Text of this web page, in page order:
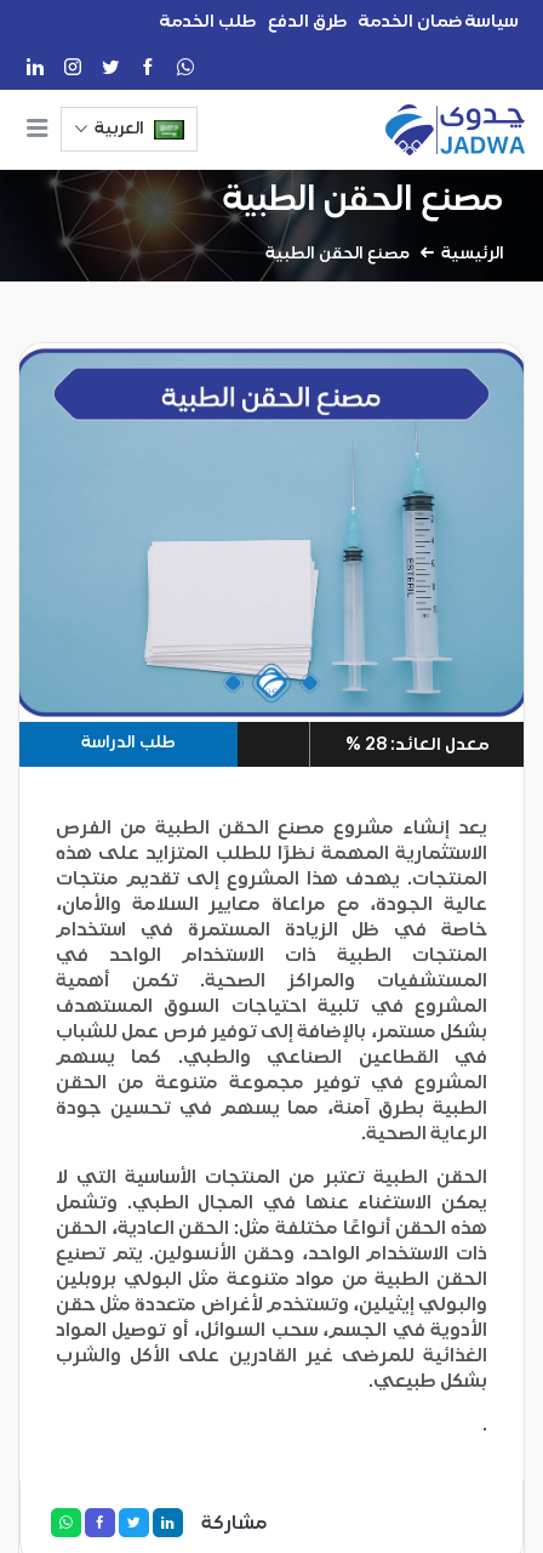
سياسة ضمان الخدمة طرق الدفع طلب الخدمة
العربية
مصنع الحقن الطبية
الرئيسية مصنع الحقن الطبية
معدل العائد: 28 % طلب الدراسة
يعد إنشاء مشروع مصنع الحقن الطبية من الفرص
الاستثمارية المهمة نظرًا للطلب المتزايد على هذه
المنتجات. يهدف هذا المشروع إلى تقديم منتجات
عالية الجودة، مع مراعاة معايير السلامة والأمان،
خاصة في ظل الزيادة المستمرة في استخدام
المنتجات الطبية ذات الاستخدام الواحد في
المستشفيات والمراكز الصحية. تكمن أهمية
المشروع في تلبية احتياجات السوق المستهدف
بشكل مستمر، بالإضافة إلى توفير فرص عمل للشباب
في القطاعين الصناعي والطبي. كما يسهم
المشروع في توفير مجموعة متنوعة من الحقن
الطبية بطرق آمنة، مما يسهم في تحسين جودة
الرعاية الصحية.
الحقن الطبية تعتبر من المنتجات الأساسية التي لا
يمكن الاستغناء عنها في المجال الطبي. وتشمل
هذه الحقن أنواعًا مختلفة مثل: الحقن العادية، الحقن
ذات الاستخدام الواحد، وحقن الأنسولين. يتم تصنيع
الحقن الطبية من مواد متنوعة مثل البولي بروبلين
والبولي إيثيلين، وتستخدم لأغراض متعددة مثل حقن
الأدوية في الجسم، سحب السوائل، أو توصيل المواد
الغذائية للمرضى غير القادرين على الأكل والشرب
بشكل طبيعي.
.
مشاركة